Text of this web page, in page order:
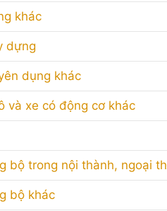
khác
dựng
dụng khác
và xe có động cơ khác
bộ trong nội thành, ngoại
bộ khác